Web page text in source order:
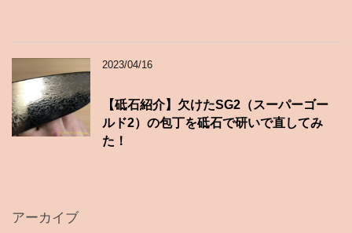
2023/04/16
【砥石紹介】欠けたSG2（スーパーゴー
ルド2）の包丁を砥石で研いで直してみ
た！
アーカイブ